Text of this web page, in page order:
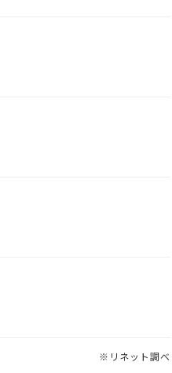
※リネット調べ